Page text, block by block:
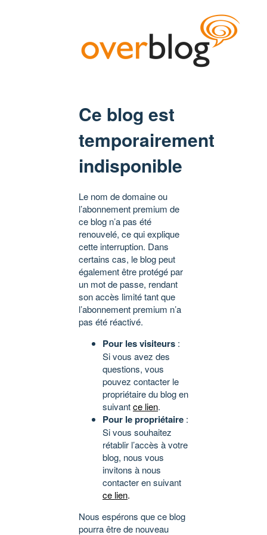
Ce blog est
temporairement
indisponible
Le nom de domaine ou
l’abonnement premium de
ce blog n’a pas été
renouvelé, ce qui explique
cette interruption. Dans
certains cas, le blog peut
également être protégé par
un mot de passe, rendant
son accès limité tant que
l’abonnement premium n’a
pas été réactivé.
Pour les visiteurs :
Si vous avez des
questions, vous
pouvez contacter le
propriétaire du blog en
suivantce lien.
Pour le propriétaire :
Si vous souhaitez
rétablir l’accès à votre
blog, nous vous
invitons à nous
contacter en suivant
ce lien.
Nous espérons que ce blog
pourra être de nouveau